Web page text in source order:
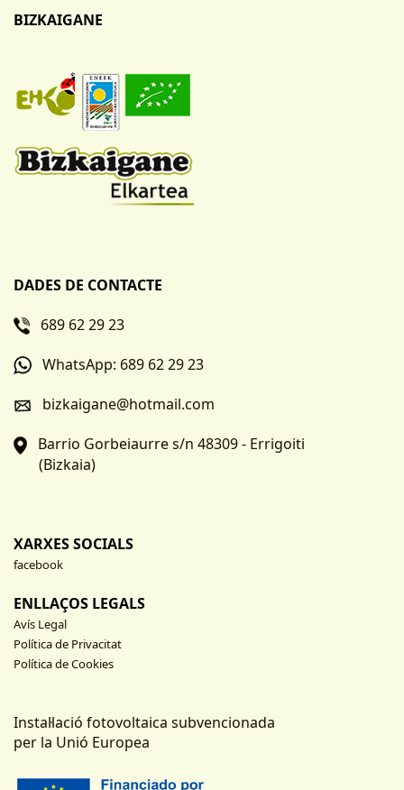
BIZKAIGANE
DADES DE CONTACTE
689 62 29 23
WhatsApp: 689 62 29 23
bizkaigane@hotmail.com
Barrio Gorbeiaurre s/n 48309 - Errigoiti
(Bizkaia)
XARXES SOCIALS
facebook
ENLLAÇOS LEGALS
Avís Legal
Política de Privacitat
Política de Cookies
Instal·lació fotovoltaica subvencionada
per la Unió Europea